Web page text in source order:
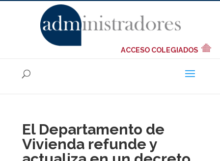
ACCESO COLEGIADOS
El Departamento de
Vivienda refunde y